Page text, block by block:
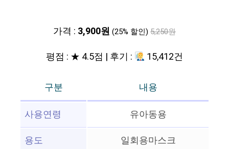
가격 : 3,900원 (25% 할인) 5,250원
평점 : ★ 4.5점 | 후기 : 15,412건
구분
내용
사용연령
유아동용
용도
일회용마스크